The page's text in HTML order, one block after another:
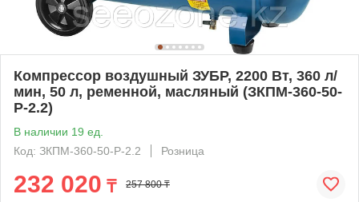
Компрессор воздушный ЗУБР, 2200 Вт, 360 л/
мин, 50 л, ременной, масляный (ЗКПМ-360-50-
Р-2.2)
В наличии 19 ед.
Код: ЗКПМ-360-50-Р-2.2
Розница
232 020 ₸ 257 800 ₸